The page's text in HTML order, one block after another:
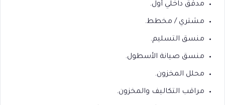
مدقق داخلي أول.
مشتري / مخطط.
منسق التسليم.
منسق صيانة الأسطول.
محلل المخزون.
مراقب التكاليف والمخزون.